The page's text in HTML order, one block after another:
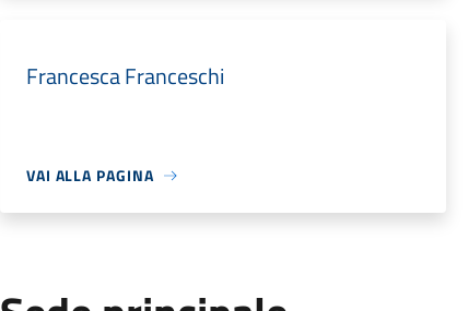
Francesca Franceschi
VAI ALLA PAGINA